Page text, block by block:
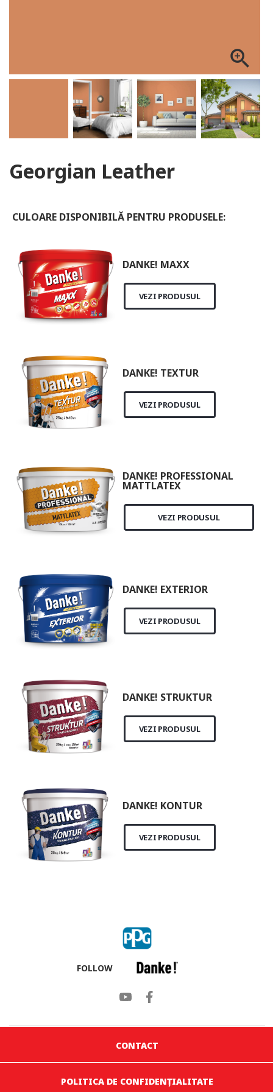
zoom_in
Georgian Leather
CULOARE DISPONIBILĂ PENTRU PRODUSELE:
DANKE! MAXX
VEZI PRODUSUL
DANKE! TEXTUR
VEZI PRODUSUL
DANKE! PROFESSIONAL
MATTLATEX
VEZI PRODUSUL
DANKE! EXTERIOR
VEZI PRODUSUL
DANKE! STRUKTUR
VEZI PRODUSUL
DANKE! KONTUR
VEZI PRODUSUL
FOLLOW
CONTACT
POLITICA DE CONFIDENȚIALITATE